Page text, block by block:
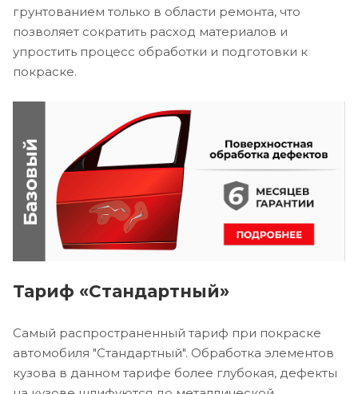
грунтованием только в области ремонта, что
позволяет сократить расход материалов и
упростить процесс обработки и подготовки к
покраске.
Тариф «Стандартный»
Самый распространенный тариф при покраске
автомобиля "Стандартный". Обработка элементов
кузова в данном тарифе более глубокая, дефекты